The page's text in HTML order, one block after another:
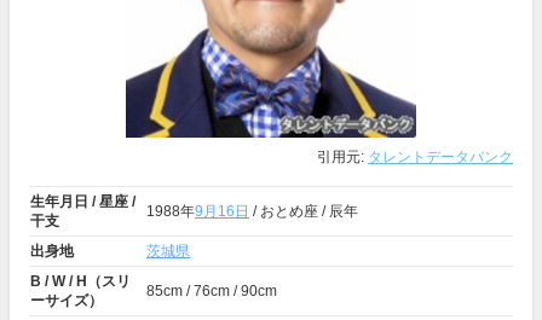
引用元: タレントデータバンク
生年月日 / 星座 /
干支
1988年9月16日 / おとめ座 / 辰年
出身地
茨城県
B / W / H（スリ
ーサイズ）
85cm / 76cm / 90cm